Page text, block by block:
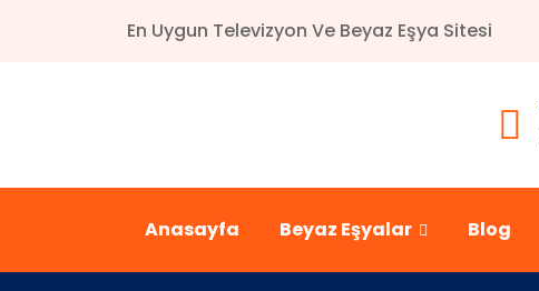
En Uygun Televizyon Ve Beyaz Eşya Sitesi
Anasayfa Beyaz Eşyalar Blog